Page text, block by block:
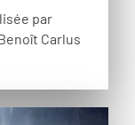
par
Carlus